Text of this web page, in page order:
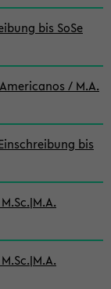
bis SoSe
/ M.A.
bis